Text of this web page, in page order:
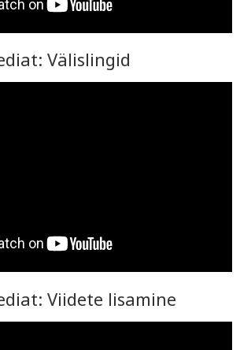
Välislingid
Viidete lisamine